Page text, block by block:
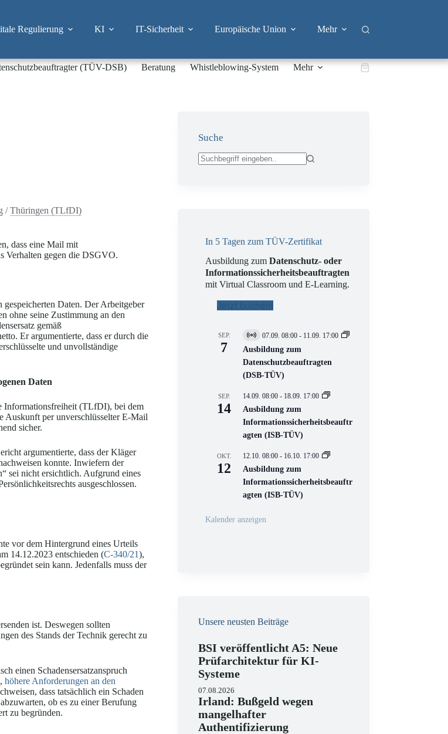
Regulierung KI IT-Sicherheit Europäische Union Mehr
(TÜV-DSB) Beratung Whistleblowing-System Mehr Warenkorb
/Thüringen (TLfDI)
dass eine Mail mit
Verhalten gegen die DSGVO.
Daten. Der Arbeitgeber
ohne seine Zustimmung an den
gemäß
Er argumentierte, dass er durch die
und unvollständige
Daten
Informationsfreiheit (TLfDI), bei dem
Auskunft per unverschlüsselter E-Mail
sicher.
argumentierte, dass der Kläger
konnte. Inwiefern der
sei nicht ersichtlich. Aufgrund eines
ausgeschlossen.
vor dem Hintergrund eines Urteils
14.12.2023 entschieden (C-340/21),
sein kann. Jedenfalls muss der
ist. Deswegen sollten
des Stands der Technik gerecht zu
einen Schadensersatzanspruch
höhere Anforderungen an den
dass tatsächlich ein Schaden
ob es zu einer Berufung
zu begründen.
Suche
In 5 Tagen zum TÜV-Zertifikat
Ausbildung zumDatenschutz- oder
Informationssicherheitsbeauftragten
mit Virtual Classroom und E-Learning.
Jetzt buchen!
SEP.
7
V
i
t
u
l
V
e
r
n
s
t
a
t
n
07.09. 08:00 - 11.09. 17:00
Ausbildung zum
Datenschutzbeauftragten
(DSB-TÜV)
SEP.
14
14.09. 08:00 - 18.09. 17:00
Ausbildung zum
Informationssicherheitsbeauftr
agten (ISB-TÜV)
OKT.
12
12.10. 08:00 - 16.10. 17:00
Ausbildung zum
Informationssicherheitsbeauftr
agten (ISB-TÜV)
Kalender anzeigen
Unsere neusten Beiträge
BSI veröffentlicht A5: Neue
Prüfarchitektur für KI-
Systeme
07.08.2026
Irland: Bußgeld wegen
mangelhafter
Authentifizierung